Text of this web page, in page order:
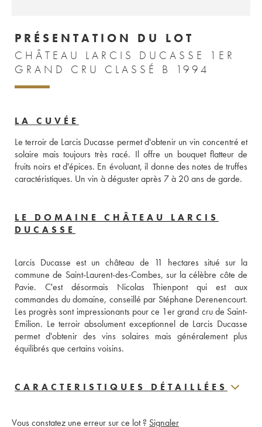
PRÉSENTATION DU LOT
CHÂTEAU LARCIS DUCASSE 1ER
GRAND CRU CLASSÉ B 1994
LA CUVÉE
Le terroir de Larcis Ducasse permet d'obtenir un vin concentré et
solaire mais toujours très racé. Il offre un bouquet flatteur de
fruits noirs et d'épices. En évoluant, il donne des notes de truffes
caractéristiques. Un vin à déguster après 7 à 20 ans de garde.
LE DOMAINE CHÂTEAU LARCIS
DUCASSE
Larcis Ducasse est un château de 11 hectares situé sur la
commune de Saint-Laurent-des-Combes, sur la célèbre côte de
Pavie. C'est désormais Nicolas Thienpont qui est aux
commandes du domaine, conseillé par Stéphane Derenencourt.
Les progrès sont impressionants pour ce 1er grand cru de Saint-
Emilion. Le terroir absolument exceptionnel de Larcis Ducasse
permet d'obtenir des vins solaires mais généralement plus
équilibrés que certains voisins.
CARACTERISTIQUES DÉTAILLÉES
Vous constatez une erreur sur ce lot ? Signaler